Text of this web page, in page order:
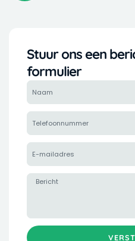
Stuur ons een
formulier
N
a
a
m
T
e
l
f
n
u
E
-
m
l
a
B
i
c